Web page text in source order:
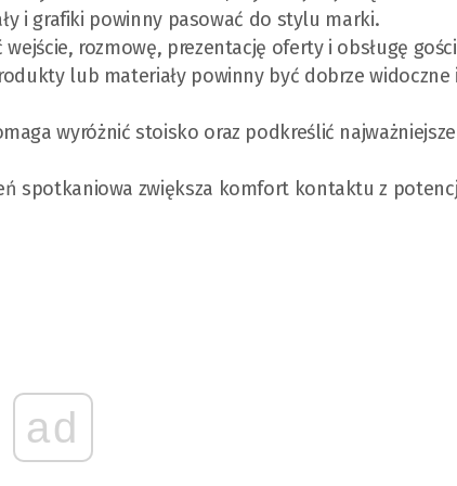
i grafiki powinny pasować do stylu marki.
rozmowę, prezentację oferty i obsługę
lub materiały powinny być dobrze widoczne i
wyróżnić stoisko oraz podkreślić najważniejsze
spotkaniowa zwiększa komfort kontaktu z
ad